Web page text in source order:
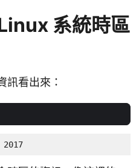
系統時區
訊看出來：
2017